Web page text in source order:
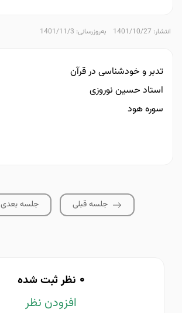
انتشار: 1401/10/27 به‌روزرسانی: 1401/11/3
تدبر و خودشناسی در قرآن
استاد حسین نوروزی
سوره هود
جلسه قبلی جلسه بعدی
0 نظر ثبت شده
افزودن نظر